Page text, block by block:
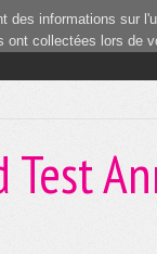
Test
informations
collectées lors de